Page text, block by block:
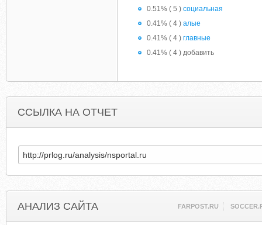
0.51% ( 5 ) социальная
0.41% ( 4 ) алые
0.41% ( 4 ) главные
0.41% ( 4 ) добавить
ССЫЛКА НА ОТЧЕТ
АНАЛИЗ САЙТА FARPOST.RU